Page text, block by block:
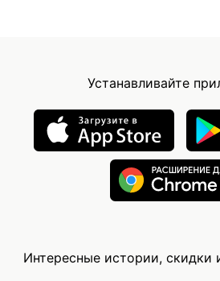
Устанавливайте
Интересные истории, скидки